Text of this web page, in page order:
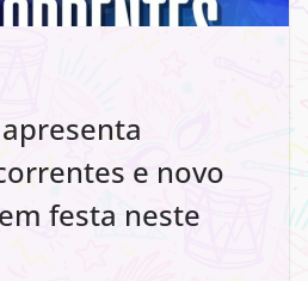
e novo
festa neste